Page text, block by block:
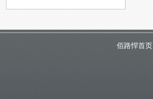
佰路悍首页